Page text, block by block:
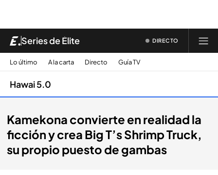
Series de Élite DIRECTO
Lo último A la carta Directo Guía TV
Hawai 5.0
Kamekona convierte en realidad la
ficción y crea Big T’s Shrimp Truck,
su propio puesto de gambas